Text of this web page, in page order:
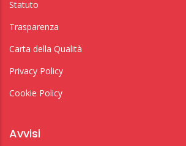
Statuto
Trasparenza
Carta della Qualità
Privacy Policy
Cookie Policy
Avvisi